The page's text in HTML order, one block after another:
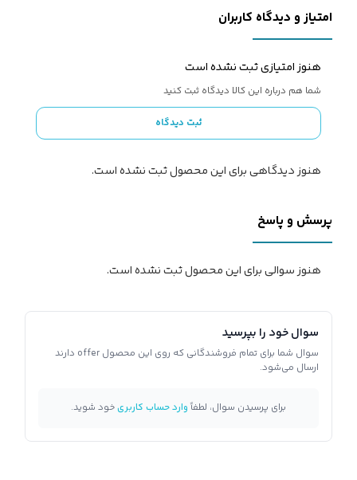
امتیاز و دیدگاه کاربران
هنوز امتیازی ثبت نشده است
شما هم درباره این کالا دیدگاه ثبت کنید
ثبت دیدگاه
هنوز دیدگاهی برای این محصول ثبت نشده است.
پرسش و پاسخ
هنوز سوالی برای این محصول ثبت نشده است.
سوال خود را بپرسید
سوال شما برای تمام فروشندگانی که روی این محصول offer دارند
ارسال می‌شود.
برای پرسیدن سوال، لطفاًوارد حساب کاربریخود شوید.